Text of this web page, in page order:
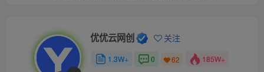
优优云网创 关注
1.3W+ 0 62 185W+